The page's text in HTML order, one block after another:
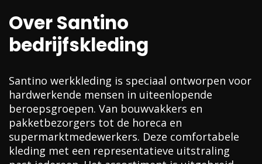
Over Santino
bedrijfskleding
Santino werkkleding is speciaal ontworpen voor
hardwerkende mensen in uiteenlopende
beroepsgroepen. Van bouwvakkers en
pakketbezorgers tot de horeca en
supermarktmedewerkers. Deze comfortabele
kleding met een representatieve uitstraling